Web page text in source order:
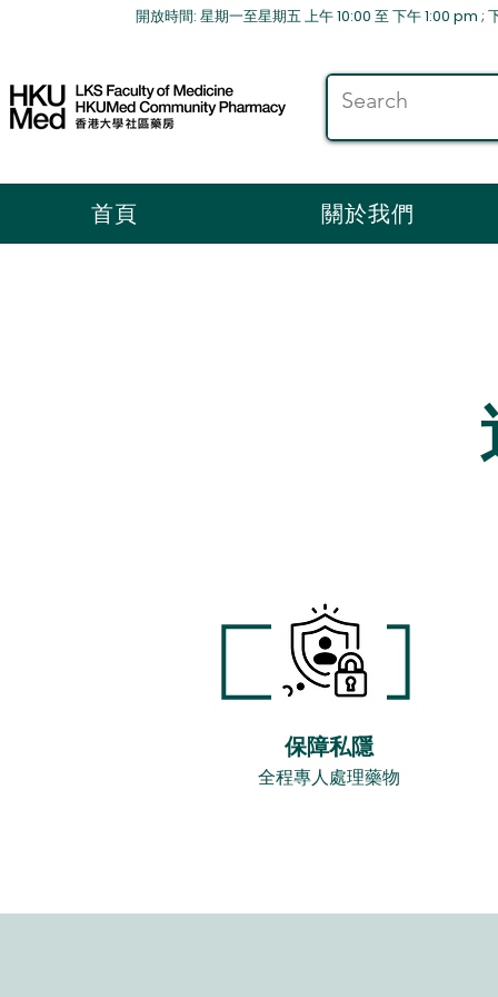
時間: 星期一至星期五 上午 10:00 至 下午 1:00 pm ; 下午
首頁 關於我們
保障私隱
全程專人處理藥物